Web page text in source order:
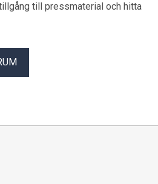
till pressmaterial och hitta